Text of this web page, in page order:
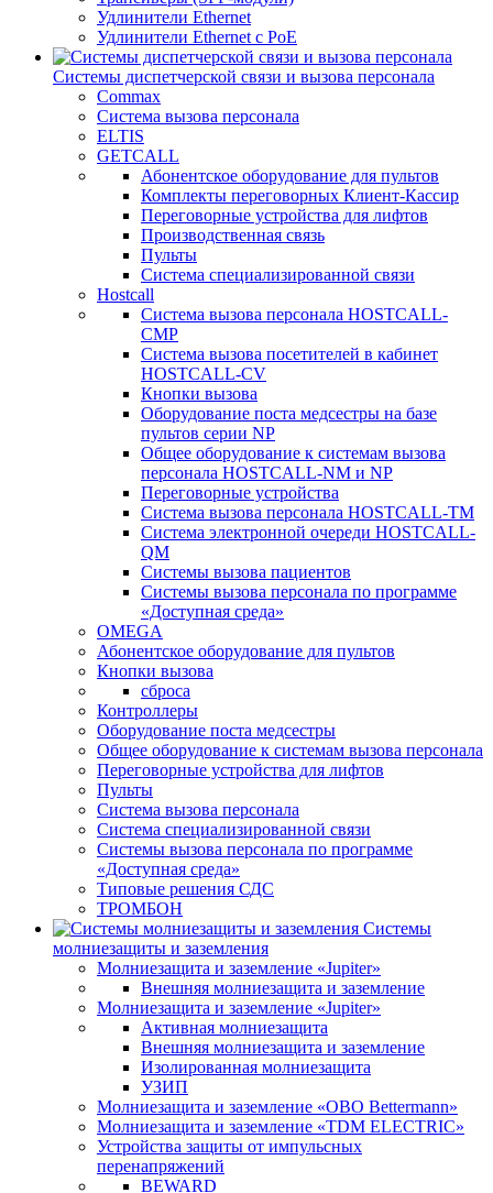
Удлинители Ethernet
Удлинители Ethernet с PoE
Системы диспетчерской связи и вызова персонала
Commax
Cистема вызова персонала
ELTIS
GETCALL
Абонентское оборудование для пультов
Комплекты переговорных Клиент-Кассир
Переговорные устройства для лифтов
Производственная связь
Пульты
Система специализированной связи
Hostcall
Cистема вызова персонала HOSTCALL-
CMP
Cистема вызова посетителей в кабинет
HOSTCALL-CV
Кнопки вызова
Оборудование поста медсестры на базе
пультов серии NP
Общее оборудование к системам вызова
персонала HOSTCALL-NM и NP
Переговорные устройства
Система вызова персонала HOSTCALL-TM
Система электронной очереди HOSTCALL-
QM
Системы вызова пациентов
Системы вызова персонала по программе
«Доступная среда»
OMEGA
Абонентское оборудование для пультов
Кнопки вызова
сброса
Контроллеры
Оборудование поста медсестры
Общее оборудование к системам вызова персонала
Переговорные устройства для лифтов
Пульты
Система вызова персонала
Система специализированной связи
Системы вызова персонала по программе
«Доступная среда»
Типовые решения СДС
ТРОМБОН
Системы
молниезащиты и заземления
Молниезащита и заземление «Jupiter»
Внешняя молниезащита и заземление
Молниезащита и заземление «Jupiter»
Активная молниезащита
Внешняя молниезащита и заземление
Изолированная молниезащита
УЗИП
Молниезащита и заземление «OBO Bettermann»
Молниезащита и заземление «TDM ЕLECTRIC»
Устройства защиты от импульсных
перенапряжений
BEWARD